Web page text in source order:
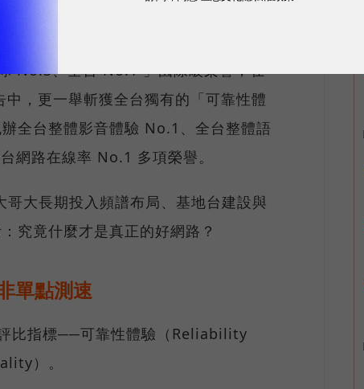
公布的評比結果。今年初，
No.3、全台 No.1 」國際級榮譽，在
，更一舉斬獲全台獨有的「可靠性體
全台整體影音體驗 No.1、全台整體語
網路在線率 No.1 多項榮譽。
大長期投入頻譜布局、基地台建設與
究竟什麼才是真正的好網路？
單點測速
比指標──可靠性體驗（Reliability
）。